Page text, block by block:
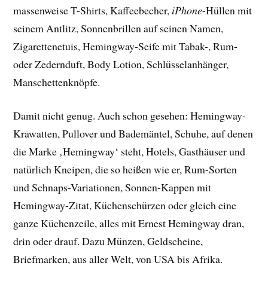
massenweise T-Shirts, Kaffeebecher, iPhone-Hüllen mit
seinem Antlitz, Sonnenbrillen auf seinen Namen,
Zigarettenetuis, Hemingway-Seife mit Tabak-, Rum-
oder Zedernduft, Body Lotion, Schlüsselanhänger,
Manschettenknöpfe.
Damit nicht genug. Auch schon gesehen: Hemingway-
Krawatten, Pullover und Bademäntel, Schuhe, auf denen
die Marke ‚Hemingway‘ steht, Hotels, Gasthäuser und
natürlich Kneipen, die so heißen wie er, Rum-Sorten
und Schnaps-Variationen, Sonnen-Kappen mit
Hemingway-Zitat, Küchenschürzen oder gleich eine
ganze Küchenzeile, alles mit Ernest Hemingway dran,
drin oder drauf. Dazu Münzen, Geldscheine,
Briefmarken, aus aller Welt, von USA bis Afrika.